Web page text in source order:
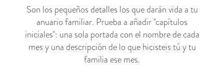
Son los pequeños detalles los que darán vida a tu
anuario familiar. Prueba a añadir "capítulos
iniciales": una sola portada con el nombre de cada
mes y una descripción de lo que hicisteis tú y tu
familia ese mes.